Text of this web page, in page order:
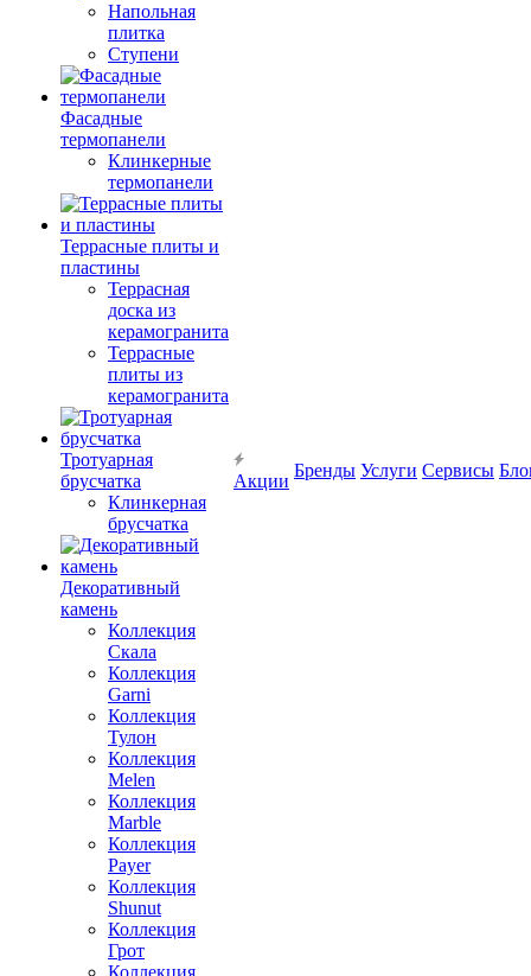
Напольная
плитка
Ступени
Фасадные
термопанели
Клинкерные
термопанели
Террасные плиты и
пластины
Террасная
доска из
керамогранита
Террасные
плиты из
керамогранита
Тротуарная
брусчатка
Клинкерная
брусчатка
Декоративный
камень
Коллекция
Скала
Коллекция
Garni
Коллекция
Тулон
Коллекция
Melen
Коллекция
Marble
Коллекция
Payer
Коллекция
Shunut
Коллекция
Грот
Акции
Бренды Услуги Сервисы